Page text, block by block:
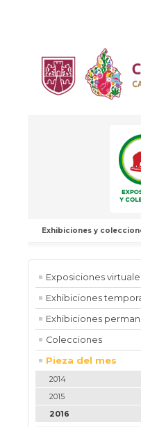
Exhibiciones y
Exposiciones
Exhibiciones
Exhibiciones
Colecciones
Pieza del mes
2014
2015
2016